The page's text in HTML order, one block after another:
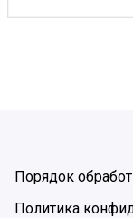
Порядок
Политика